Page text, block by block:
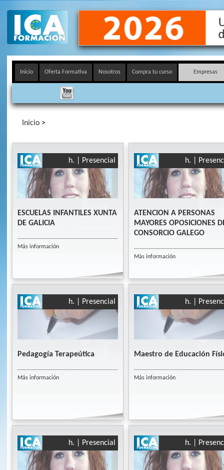
Inicio Oferta Formativa Nosotros Compra tu curso Empresas
Inicio>
h. | Presencial
ESCUELAS INFANTILES XUNTA
DE GALICIA
Más información
h. |
ATENCION A PERSONAS
MAYORES OPOSICIONES
CONSORCIO GALEGO
Más información
h. | Presencial
Pedagogía Terapeútica
Más información
h. |
Maestro de Educación
Más información
h. | Presencial h. |